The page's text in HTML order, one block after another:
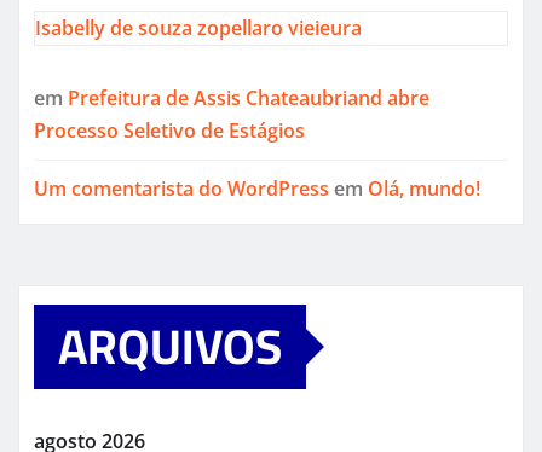
Isabelly de souza zopellaro vieieura
em Prefeitura de Assis Chateaubriand abre
Processo Seletivo de Estágios
Um comentarista do WordPress em Olá, mundo!
ARQUIVOS
agosto 2026